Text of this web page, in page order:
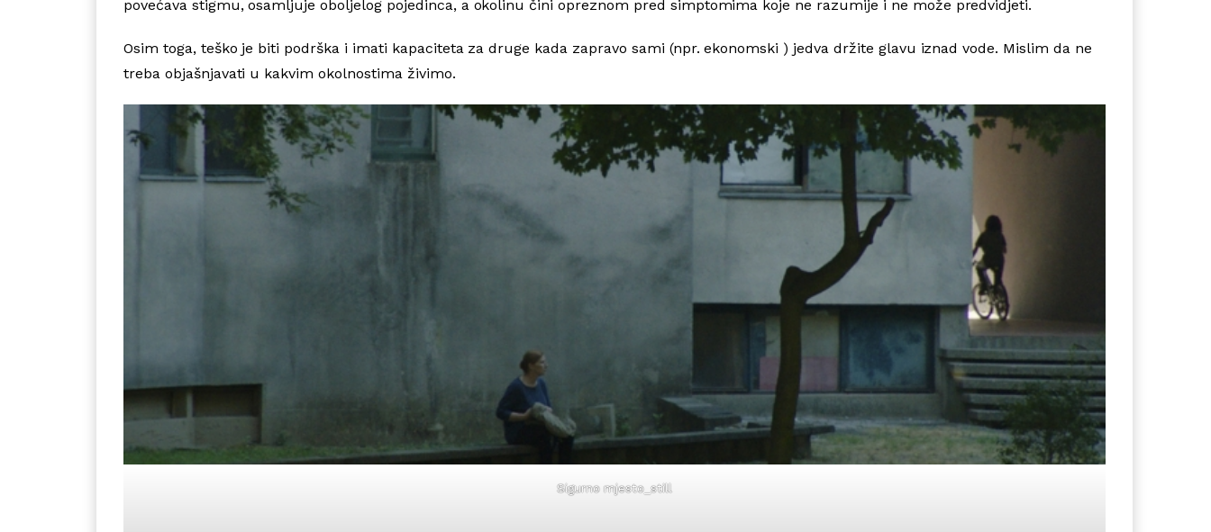
povećava stigmu, osamljuje oboljelog pojedinca, a okolinu čini opreznom pred simptomima koje ne razumije i ne može predvidjeti.
Osim toga, teško je biti podrška i imati kapaciteta za druge kada zapravo sami (npr. ekonomski ) jedva držite glavu iznad vode. Mislim da ne
treba objašnjavati u kakvim okolnostima živimo.
Sigurno mjesto_still